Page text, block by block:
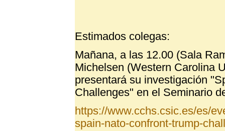
Estimados colegas:
Mañana, a las 12.00 (Sala
Michelsen (Western Carolina
presentará su investigación
Challenges" en el Seminario
https://www.cchs.csic.es/es/
spain-nato-confront-trump-